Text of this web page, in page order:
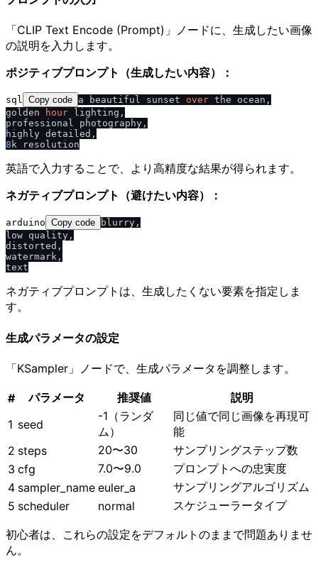
「CLIP Text Encode (Prompt)」ノードに、生成したい画像
の説明を入力します。
ポジティブプロンプト（生成したい内容）：
sql Copy code a beautiful sunset over the ocean,
golden
hour lighting,
professional photography,
8
英語で入力することで、より高精度な結果が得られます。
ネガティブプロンプト（避けたい内容）：
arduino Copy code
blurry,
low quality,
distorted,
watermark,
ネガティブプロンプトは、生成したくない要素を指定しま
す。
生成パラメータの設定
「KSampler」ノードで、生成パラメータを調整します。
# パラメータ 推奨値
説明
1 seed
-1（ランダ
ム）
同じ値で同じ画像を再現可
能
2 steps 20〜30
サンプリングステップ数
3 cfg 7.0〜9.0
プロンプトへの忠実度
4 sampler_name euler_a
サンプリングアルゴリズム
5 scheduler normal スケジューラータイプ
初心者は、これらの設定をデフォルトのままで問題ありませ
ん。